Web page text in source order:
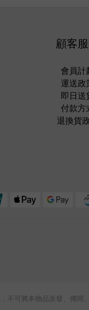
顧客
會員計
運送政
即日送
付款方
退換貨
不可將本物品派發、傳